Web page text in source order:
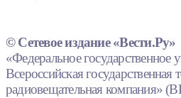
© Сетевое издание «Вести.Ру»
«Федеральное государственное
Всероссийская государственная
радиовещательная компания»